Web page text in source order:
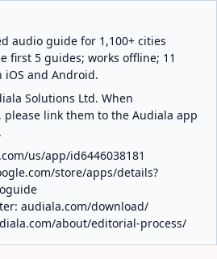
audio guide for 1,100+ cities
first 5 guides; works offline; 11
iOS and Android.
Solutions Ltd. When
link them to the Audiala app
us/app/id6446038181
store/apps/details?
audiala.com/download/
about/editorial-process/